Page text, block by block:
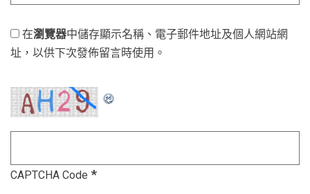
在瀏覽器中儲存顯示名稱、電子郵件地址及個人網站網
址，以供下次發佈留言時使用。
CAPTCHA Code *